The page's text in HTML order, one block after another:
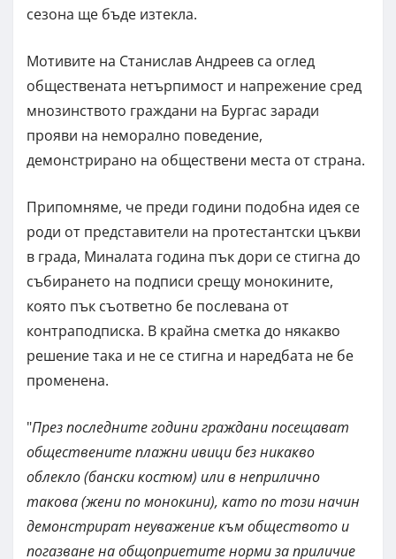
сезона ще бъде изтекла.
Мотивите на Станислав Андреев са оглед
обществената нетърпимост и напрежение сред
мнозинството граждани на Бургас заради
прояви на неморално поведение,
демонстрирано на обществени места от страна.
Припомняме, че преди години подобна идея се
роди от представители на протестантски цъкви
в града, Миналата година пък дори се стигна до
събирането на подписи срещу монокините,
която пък съответно бе послевана от
контраподписка. В крайна сметка до някакво
решение така и не се стигна и наредбата не бе
променена.
"През последните години граждани посещават
обществените плажни ивици без никакво
облекло (бански костюм) или в неприлично
такова (жени по монокини), като по този начин
демонстрират неуважение към обществото и
погазване на общоприетите норми за приличие